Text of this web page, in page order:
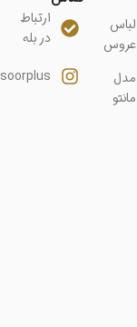
لباس
عروس
مدل
مانتو
ارتباط
در بله
soorplus@